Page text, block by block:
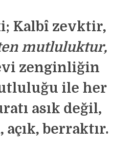
Kalbî zevktir,
mutluluktur,
zenginliğin
ile her
asık değil,
berraktır.